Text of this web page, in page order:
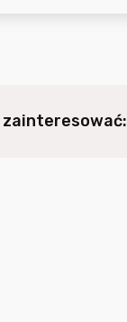
zainteresować: